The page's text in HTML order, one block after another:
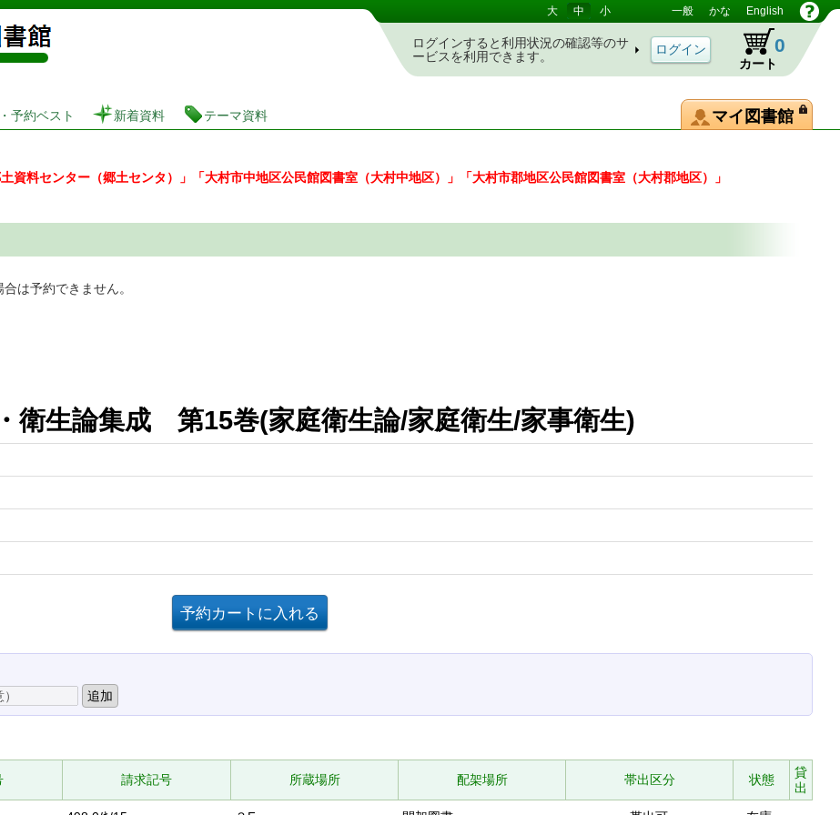
図書館 蔵書検索・予約システム 大 中 小 一般 かな English
ログインすると利用状況の確認等のサ
ービスを利用できます。
カート
0
予約ベスト 新着資料 テーマ資料 マイ図書館
資料センター（郷土センタ）」「大村市中地区公民館図書室（大村中地区）」「大村市郡地区公民館図書室（大村郡地区）」
は予約できません。
衛生論集成 第15巻(家庭衛生論/家庭衛生/家事衛生)
請求記号 所蔵場所 配架場所 帯出区分 状態
貸
出